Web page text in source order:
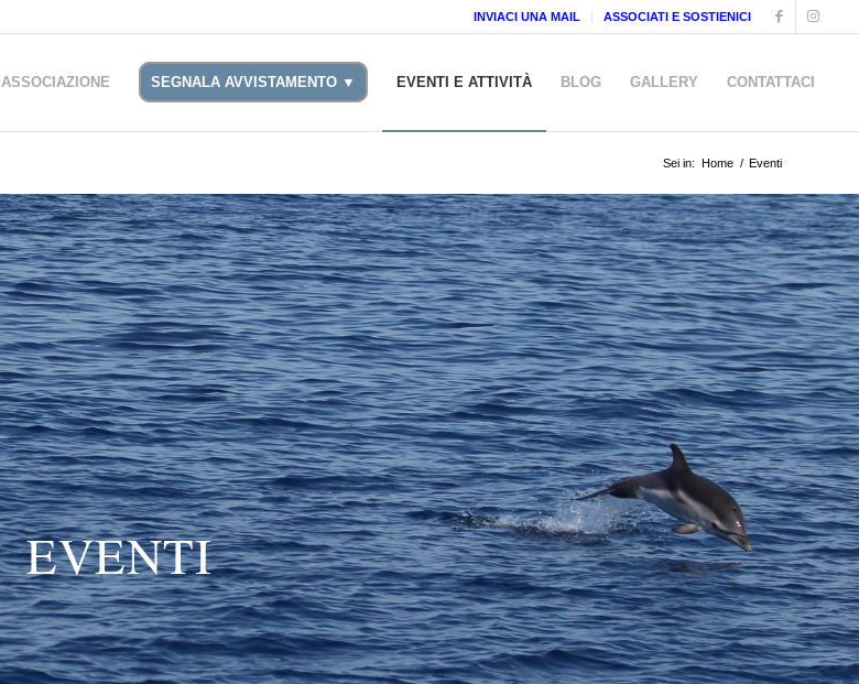
INVIACI UNA MAIL ASSOCIATI E SOSTIENICI
ASSOCIAZIONE SEGNALA AVVISTAMENTO ▼ EVENTI E ATTIVITÀ BLOG GALLERY CONTATTACI
Sei in: Home / Eventi
EVENTI